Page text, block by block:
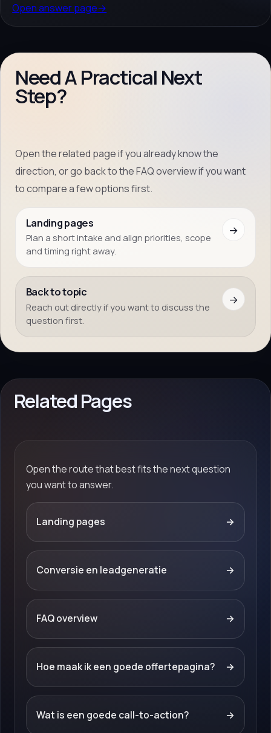
Open answer page→
Need A Practical Next
Step?
Open the related page if you already know the
direction, or go back to the FAQ overview if you want
to compare a few options first.
Landing pages
Plan a short intake and align priorities, scope
and timing right away.
→
Back to topic
Reach out directly if you want to discuss the
question first.
→
Related Pages
Open the route that best fits the next question
you want to answer.
Landing pages →
Conversie en leadgeneratie →
FAQ overview →
Hoe maak ik een goede offertepagina? →
Wat is een goede call-to-action? →